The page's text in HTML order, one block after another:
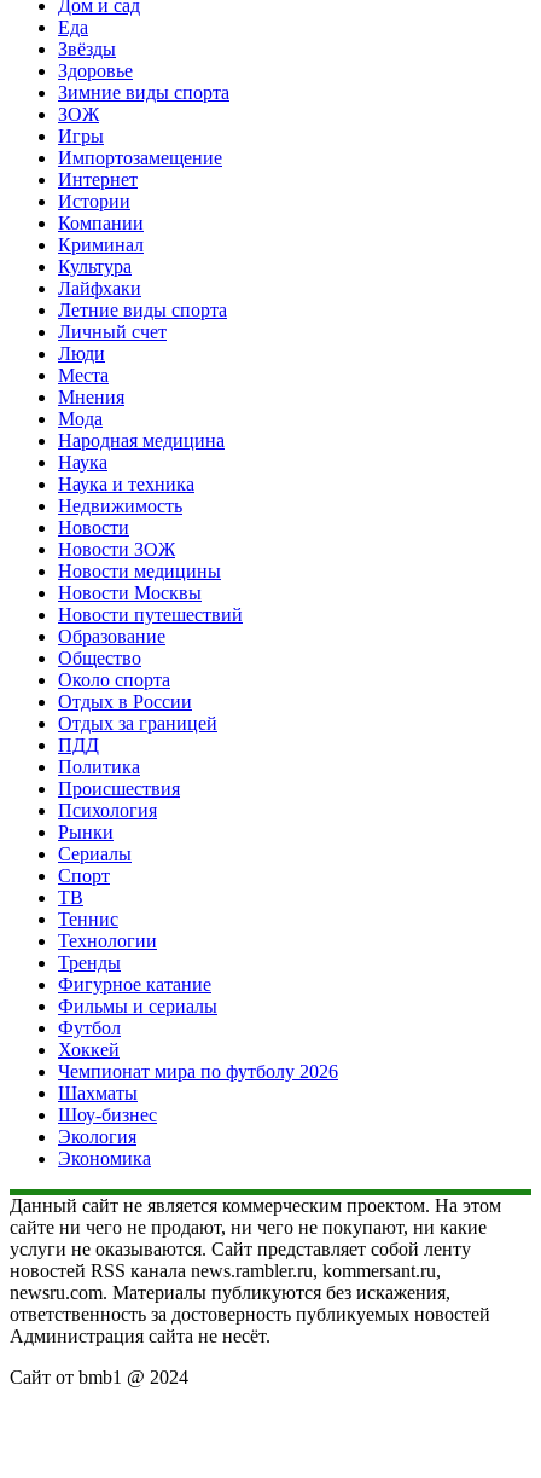
Дом и сад
Еда
Звёзды
Здоровье
Зимние виды спорта
ЗОЖ
Игры
Импортозамещение
Интернет
Истории
Компании
Криминал
Культура
Лайфхаки
Летние виды спорта
Личный счет
Люди
Места
Мнения
Мода
Народная медицина
Наука
Наука и техника
Недвижимость
Новости
Новости ЗОЖ
Новости медицины
Новости Москвы
Новости путешествий
Образование
Общество
Около спорта
Отдых в России
Отдых за границей
ПДД
Политика
Происшествия
Психология
Рынки
Сериалы
Спорт
ТВ
Теннис
Технологии
Тренды
Фигурное катание
Фильмы и сериалы
Футбол
Хоккей
Чемпионат мира по футболу 2026
Шахматы
Шоу-бизнес
Экология
Экономика
Данный сайт не является коммерческим проектом. На этом
сайте ни чего не продают, ни чего не покупают, ни какие
услуги не оказываются. Сайт представляет собой ленту
новостей RSS канала news.rambler.ru, kommersant.ru,
newsru.com. Материалы публикуются без искажения,
ответственность за достоверность публикуемых новостей
Администрация сайта не несёт.
Сайт от bmb1 @ 2024